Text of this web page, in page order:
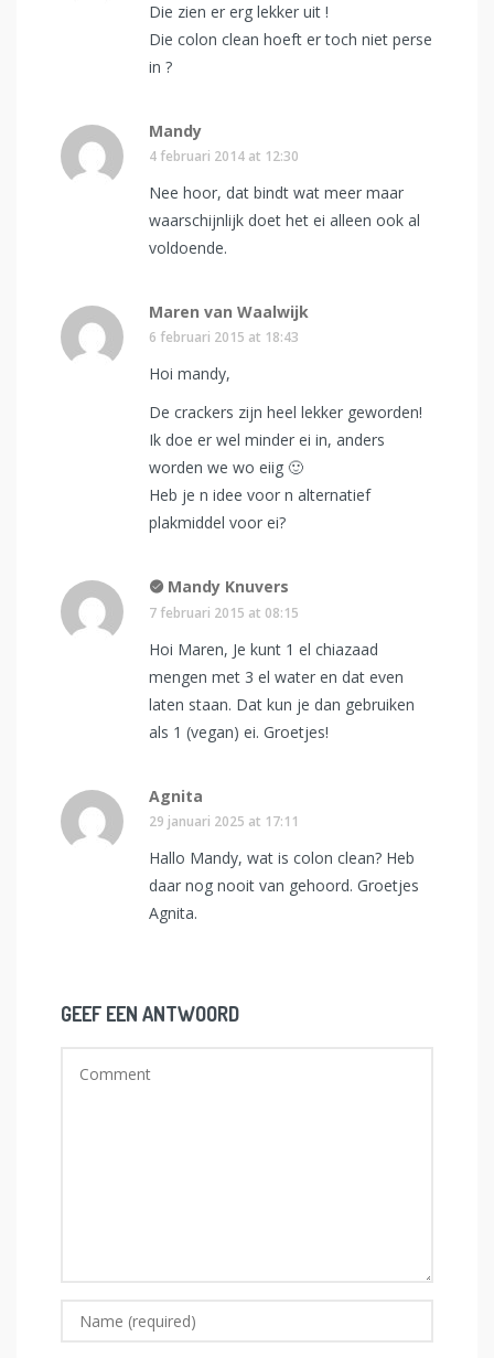
Die zien er erg lekker uit !
Die colon clean hoeft er toch niet perse
in ?
Mandy
4 februari 2014 at 12:30
Nee hoor, dat bindt wat meer maar
waarschijnlijk doet het ei alleen ook al
voldoende.
Maren van Waalwijk
6 februari 2015 at 18:43
Hoi mandy,
De crackers zijn heel lekker geworden!
Ik doe er wel minder ei in, anders
worden we wo eiig 🙂
Heb je n idee voor n alternatief
plakmiddel voor ei?
Mandy Knuvers
7 februari 2015 at 08:15
Hoi Maren, Je kunt 1 el chiazaad
mengen met 3 el water en dat even
laten staan. Dat kun je dan gebruiken
als 1 (vegan) ei. Groetjes!
Agnita
29 januari 2025 at 17:11
Hallo Mandy, wat is colon clean? Heb
daar nog nooit van gehoord. Groetjes
Agnita.
GEEF EEN ANTWOORD